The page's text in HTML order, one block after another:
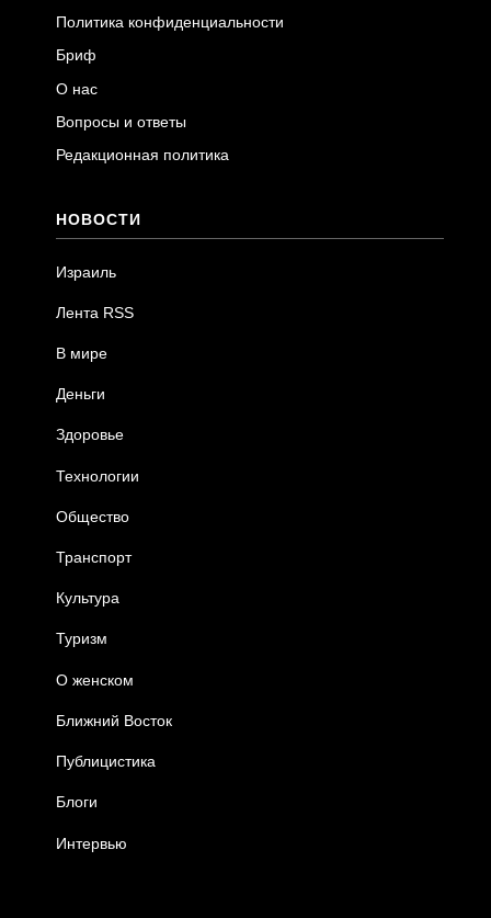
Политика конфиденциальности
Бриф
О нас
Вопросы и ответы
Редакционная политика
НОВОСТИ
Израиль
Лента RSS
В мире
Деньги
Здоровье
Технологии
Общество
Транспорт
Культура
Туризм
О женском
Ближний Восток
Публицистика
Блоги
Интервью